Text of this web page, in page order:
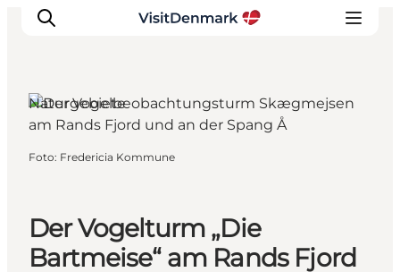
Inspiration
Unterkünfte
Reiseplanung
Der Vogelturm „Die
Bartmeise“ am Rands Fjord
Naturgebiete
Foto: Fredericia Kommune